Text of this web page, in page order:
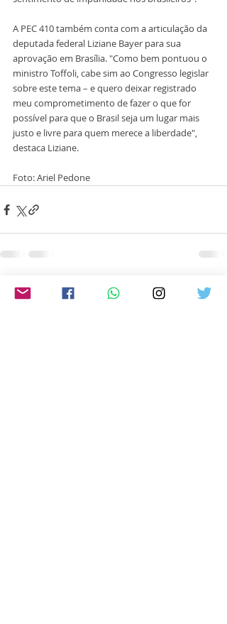
A PEC 410 também conta com a articulação da
deputada federal Liziane Bayer para sua
aprovação em Brasília. "Como bem pontuou o
ministro Toffoli, cabe sim ao Congresso legislar
sobre este tema – e quero deixar registrado
meu comprometimento de fazer o que for
possível para que o Brasil seja um lugar mais
justo e livre para quem merece a liberdade",
destaca Liziane.
Foto: Ariel Pedone